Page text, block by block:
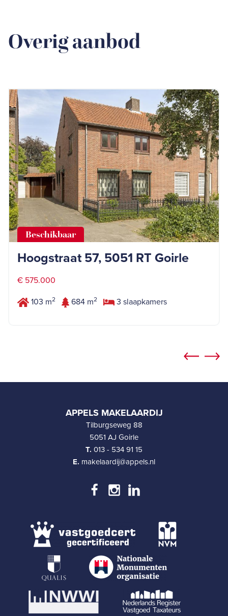
Overig aanbod
Beschikbaar
Hoogstraat 57, 5051 RT Goirle
€ 575.000
103 m2 684 m2 3 slaapkamers
APPELS MAKELAARDIJ
Tilburgseweg 88
5051 AJ Goirle
T. 013 - 534 91 15
E. makelaardij@appels.nl